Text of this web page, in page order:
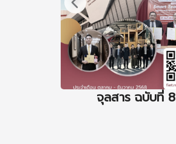
จุลสาร ฉบับที่ 8